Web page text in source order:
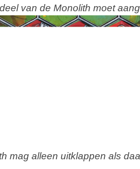
van de Monolith moet
mag alleen uitklappen als